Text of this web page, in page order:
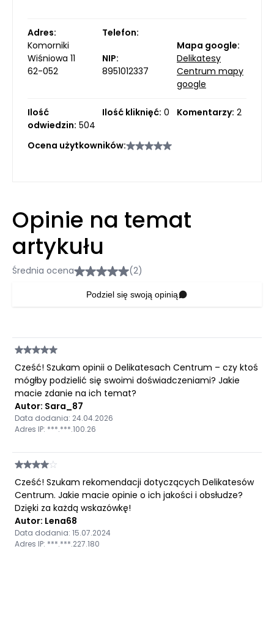
Adres:
Komorniki
Wiśniowa 11
62-052
Telefon:
NIP:
8951012337
Mapa google:
Delikatesy
Centrum mapy
google
Ilość
odwiedzin: 504
Ilość kliknięć: 0 Komentarzy: 2
Ocena użytkowników:
Opinie na temat
artykułu
Średnia ocena (2)
Podziel się swoją opinią
Cześć! Szukam opinii o Delikatesach Centrum – czy ktoś
mógłby podzielić się swoimi doświadczeniami? Jakie
macie zdanie na ich temat?
Autor: Sara_87
Data dodania: 24.04.2026
Adres IP: ***.***.100.26
Cześć! Szukam rekomendacji dotyczących Delikatesów
Centrum. Jakie macie opinie o ich jakości i obsłudze?
Dzięki za każdą wskazówkę!
Autor: Lena68
Data dodania: 15.07.2024
Adres IP: ***.***.227.180